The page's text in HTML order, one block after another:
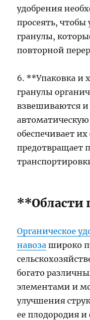
удобрения
просеять,
гранулы,
повторной
6. **Упаковка и
гранулы
взвешиваются и
обеспечивает
предотвращает
Органическое
навоза широко
богато
элементами и
улучшения
ее плодородия